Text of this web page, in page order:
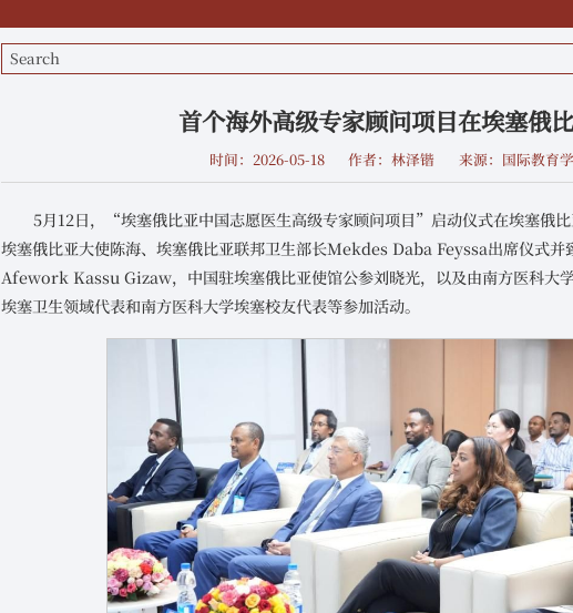
首个海外高级专家顾问项目在埃塞俄
时间：2026-05-18 作者：林泽锴 来源：国际教育
5月12日，“埃塞俄比亚中国志愿医生高级专家顾问项目”启动仪式在埃塞俄
埃塞俄比亚大使陈海、埃塞俄比亚联邦卫生部长Mekdes Daba Feyssa出席仪式并
Afework Kassu Gizaw，中国驻埃塞俄比亚使馆公参刘晓光，以及由南方医科大学
埃塞卫生领域代表和南方医科大学埃塞校友代表等参加活动。